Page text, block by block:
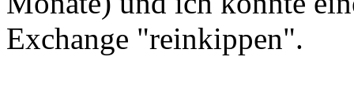
Exchange "reinkippen".